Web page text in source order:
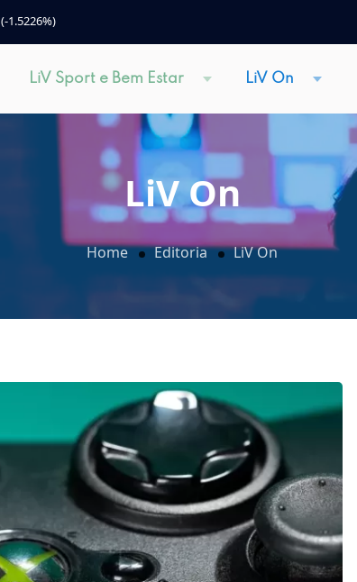
(-1.5226%)
LiV Sport e Bem Estar LiV On
LiV On
Home Editoria LiV On